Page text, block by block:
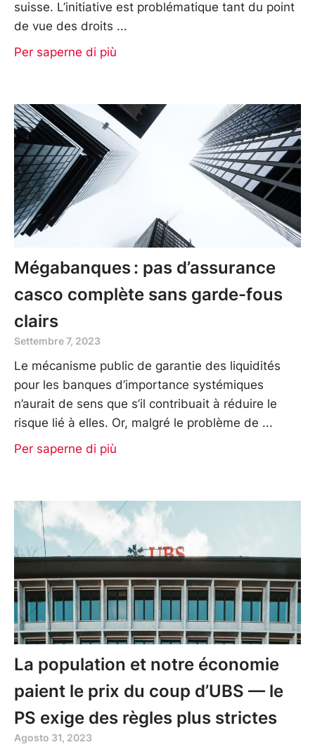
suisse. L’initiative est problématique tant du point
de vue des droits
Per saperne di più
Mégabanques : pas d’assurance
casco complète sans garde-fous
clairs
Settembre 7, 2023
Le mécanisme public de garantie des liquidités
pour les banques d’importance systémiques
n’aurait de sens que s’il contribuait à réduire le
risque lié à elles. Or, malgré le problème de
Per saperne di più
La population et notre économie
paient le prix du coup d’UBS — le
PS exige des règles plus strictes
Agosto 31, 2023